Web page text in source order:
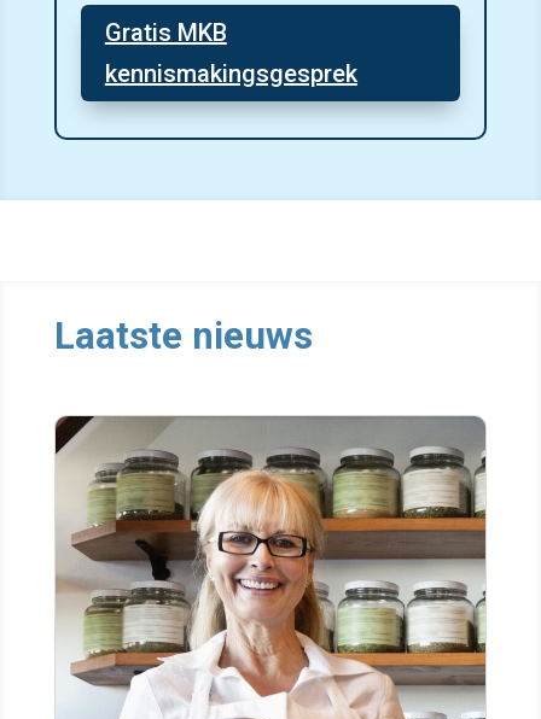
Gratis MKB
kennismakingsgesprek
Laatste nieuws